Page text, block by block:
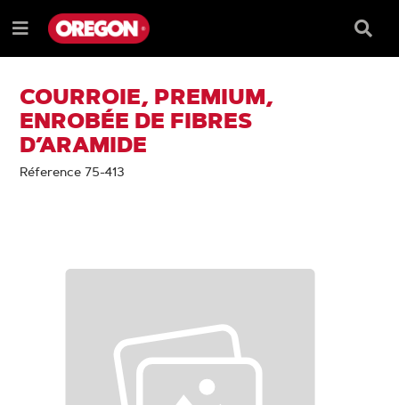
PASSER
AU
CONTENU
PASSER
AU
DE
Menu
Barre
de
COURROIE, PREMIUM,
ENROBÉE DE FIBRES
D’ARAMIDE
Réference 75-413